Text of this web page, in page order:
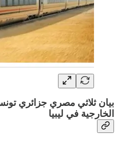
بيان ثلاثي مصري جزائري
الخارجية في ليبيا